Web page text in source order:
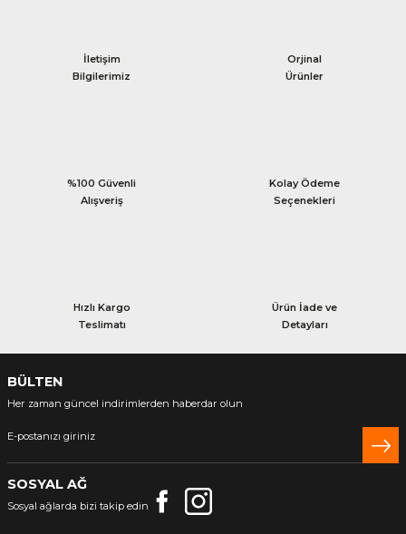
İletişim
Bilgilerimiz
Orjinal
Ürünler
%100 Güvenli
Alışveriş
Kolay Ödeme
Seçenekleri
Hızlı Kargo
Teslimatı
Ürün İade ve
Detayları
BÜLTEN
Her zaman güncel indirimlerden haberdar olun
SOSYAL AĞ
Sosyal ağlarda bizi takip edin